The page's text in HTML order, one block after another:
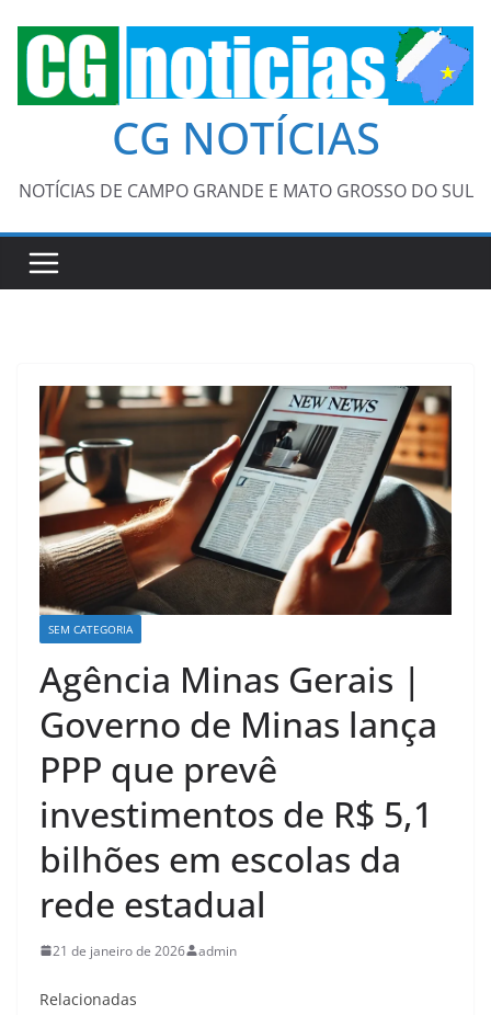
para
conteúdo
CG NOTÍCIAS
NOTÍCIAS DE CAMPO GRANDE E MATO GROSSO DO SUL
SEM CATEGORIA
Agência Minas Gerais |
Governo de Minas lança
PPP que prevê
investimentos de R$ 5,1
bilhões em escolas da
rede estadual
21 de janeiro de 2026 admin
Relacionadas